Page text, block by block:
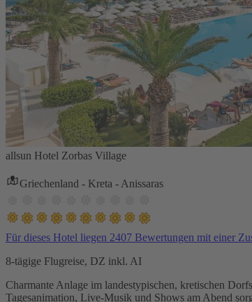
allsun Hotel Zorbas Village
Griechenland - Kreta - Anissaras
Für dieses Hotel liegen 2407 Bewertungen mit einer
8-tägige Flugreise, DZ inkl. AI
Charmante Anlage im landestypischen, kretischen
Tagesanimation, Live-Musik und Shows am Abend